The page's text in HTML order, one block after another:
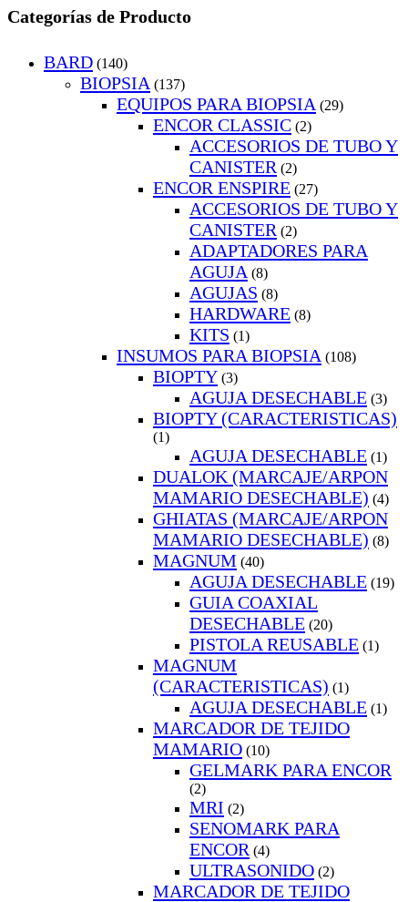
Categorías de Producto
BARD (140)
BIOPSIA (137)
EQUIPOS PARA BIOPSIA (29)
ENCOR CLASSIC (2)
ACCESORIOS DE TUBO Y
CANISTER (2)
ENCOR ENSPIRE (27)
ACCESORIOS DE TUBO Y
CANISTER (2)
ADAPTADORES PARA
AGUJA (8)
AGUJAS (8)
HARDWARE (8)
KITS (1)
INSUMOS PARA BIOPSIA (108)
BIOPTY (3)
AGUJA DESECHABLE (3)
BIOPTY (CARACTERISTICAS)
(1)
AGUJA DESECHABLE (1)
DUALOK (MARCAJE/ARPON
MAMARIO DESECHABLE) (4)
GHIATAS (MARCAJE/ARPON
MAMARIO DESECHABLE) (8)
MAGNUM (40)
AGUJA DESECHABLE (19)
GUIA COAXIAL
DESECHABLE (20)
PISTOLA REUSABLE (1)
MAGNUM
(CARACTERISTICAS) (1)
AGUJA DESECHABLE (1)
MARCADOR DE TEJIDO
MAMARIO (10)
GELMARK PARA ENCOR
(2)
MRI (2)
SENOMARK PARA
ENCOR (4)
ULTRASONIDO (2)
MARCADOR DE TEJIDO